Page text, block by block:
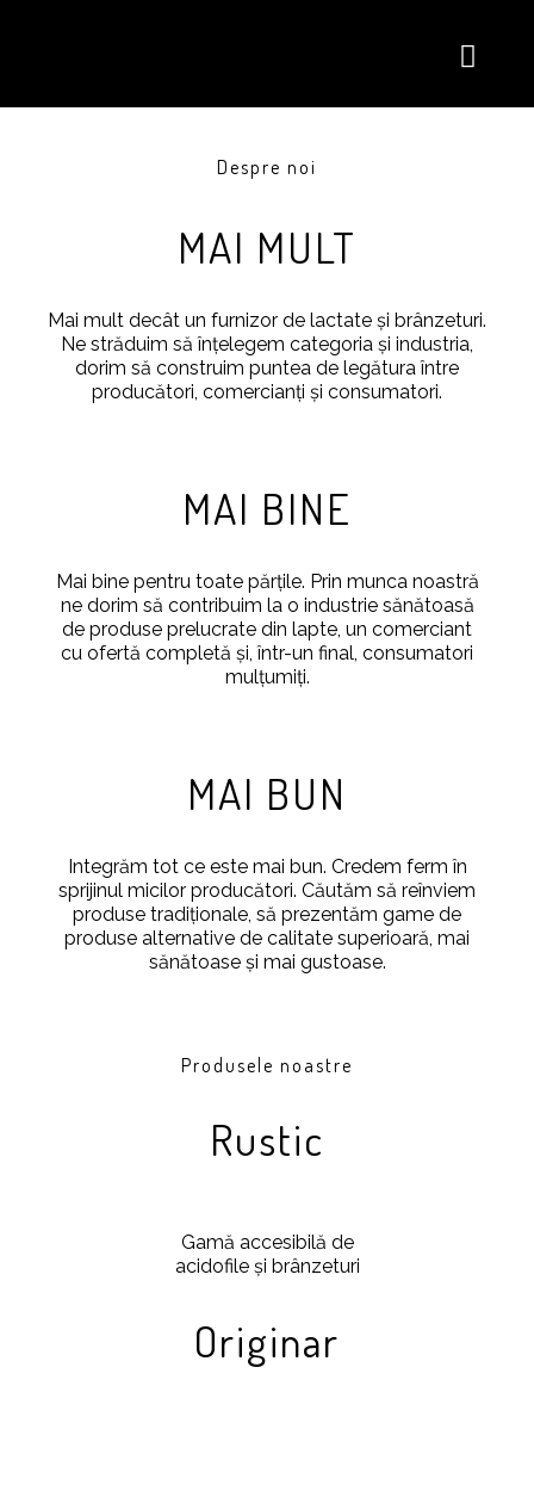
Despre noi
MAI MULT
Mai mult decât un furnizor de lactate și brânzeturi.
Ne străduim să înțelegem categoria și industria,
dorim să construim puntea de legătura între
producători, comercianți și consumatori.
MAI BINE
Mai bine pentru toate părțile. Prin munca noastră
ne dorim să contribuim la o industrie sănătoasă
de produse prelucrate din lapte, un comerciant
cu ofertă completă şi, într-un final, consumatori
mulțumiți.
MAI BUN
Integrăm tot ce este mai bun. Credem ferm în
sprijinul micilor producători. Căutăm să reînviem
produse tradiționale, să prezentăm game de
produse alternative de calitate superioară, mai
sănătoase și mai gustoase.
Produsele noastre
Rustic
Gamă accesibilă de
acidofile și brânzeturi
Originar